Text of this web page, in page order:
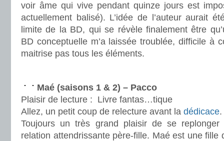
voir âme qui vive pendant quinze jours est
actuellement balisé). L’idée de l’auteur aurait
limite de la BD, qui se révèle finalement être
BD conceptuelle m’a laissée troublée, difficile à
maitrise pas tous les éléments.
Maé (saisons 1 & 2) – Pacco
Plaisir de lecture : Livre fantas…tique
Allez, un petit coup de relecture avant la dédicace.
Toujours un très grand plaisir de se replonger
relation attendrissante père-fille. Maé est une fille